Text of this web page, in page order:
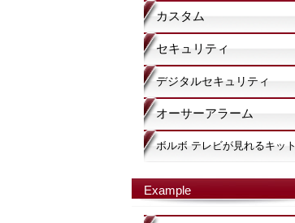
カスタム
セキュリティ
デジタルセキュリティ
オーサーアラーム
ボルボ テレビが見れるキット
Example